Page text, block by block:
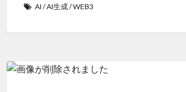
AI /AI生成/WEB3